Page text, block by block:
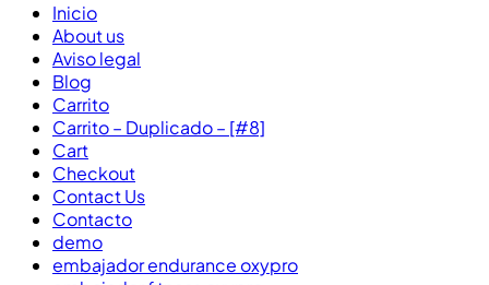
Inicio
About us
Aviso legal
Blog
Carrito
Carrito – Duplicado – [#8]
Cart
Checkout
Contact Us
Contacto
demo
embajador endurance oxypro